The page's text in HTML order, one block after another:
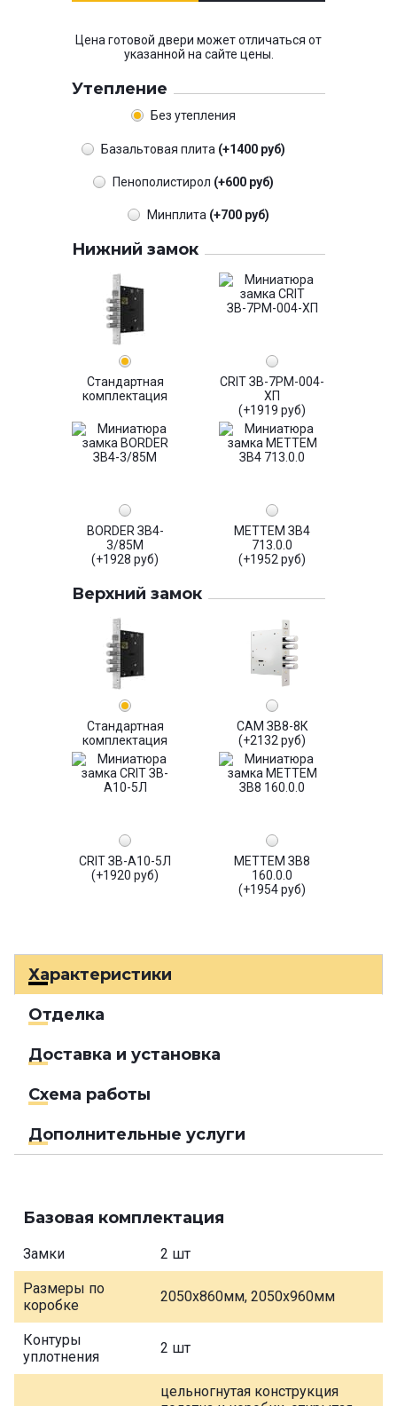
Цена готовой двери может отличаться от
указанной на сайте цены.
Утепление
Без утепления
Базальтовая плита (+1400 руб)
Пенополистирол (+600 руб)
Минплита (+700 руб)
Нижний замок
Стандартная
комплектация
CRIT ЗВ-7РМ-004-
ХП
(+1919 руб)
BORDER ЗВ4-
3/85М
(+1928 руб)
МЕТТЕМ ЗВ4
713.0.0
(+1952 руб)
Верхний замок
Стандартная
комплектация
САМ ЗВ8-8К
(+2132 руб)
CRIT ЗВ-А10-5Л
(+1920 руб)
МЕТТЕМ ЗВ8
160.0.0
(+1954 руб)
Характеристики
Отделка
Доставка и установка
Схема работы
Дополнительные услуги
Базовая комплектация
Замки 2 шт
Размеры по
коробке
2050х860мм, 2050х960мм
Контуры
уплотнения
2 шт
цельногнутая конструкция